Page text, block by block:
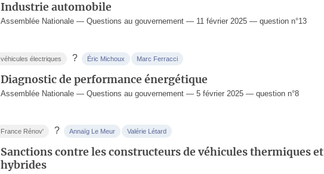
Industrie automobile
Assemblée Nationale — Questions au gouvernement — 11 février 2025 — question n°13
véhicules électriques ? Éric Michoux Marc Ferracci
Diagnostic de performance énergétique
Assemblée Nationale — Questions au gouvernement — 5 février 2025 — question n°8
France Rénov' ? Annaïg Le Meur Valérie Létard
Sanctions contre les constructeurs de véhicules thermiques et
hybrides